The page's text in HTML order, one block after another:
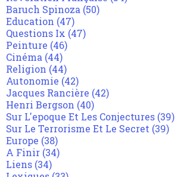
Baruch Spinoza (50)
Education (47)
Questions Ix (47)
Peinture (46)
Cinéma (44)
Religion (44)
Autonomie (42)
Jacques Rancière (42)
Henri Bergson (40)
Sur L'epoque Et Les Conjectures (39)
Sur Le Terrorisme Et Le Secret (39)
Europe (38)
A Finir (34)
Liens (34)